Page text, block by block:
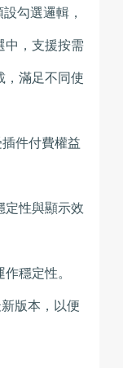
勾選邏輯，
中，支援按需
，滿足不同使
件付費權益
定性與顯示效
穩定性。
版本，以便